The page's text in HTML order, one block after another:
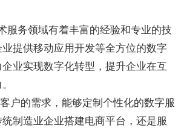
务领域有着丰富的经验和专业的技
提供移动应用开发等全方位的数字
业实现数字化转型，提升企业在互
的需求，能够定制个性化的数字服
制造业企业搭建电商平台，还是服